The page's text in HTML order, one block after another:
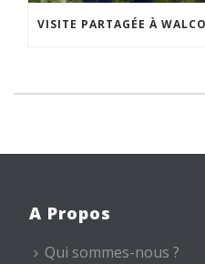
A Propos
Qui sommes-nous ?